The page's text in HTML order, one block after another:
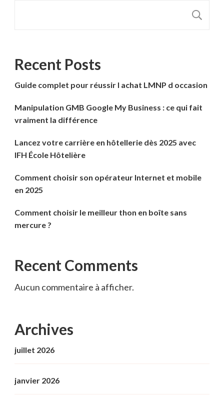
Recent Posts
Guide complet pour réussir l achat LMNP d occasion
Manipulation GMB Google My Business : ce qui fait
vraiment la différence
Lancez votre carrière en hôtellerie dès 2025 avec
IFH École Hôtelière
Comment choisir son opérateur Internet et mobile
en 2025
Comment choisir le meilleur thon en boîte sans
mercure ?
Recent Comments
Aucun commentaire à afficher.
Archives
juillet 2026
janvier 2026